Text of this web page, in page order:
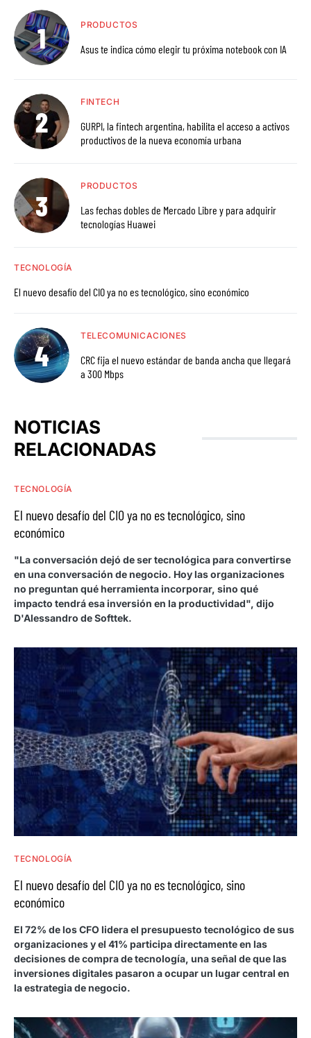
PRODUCTOS
Asus te indica cómo elegir tu próxima notebook con IA
FINTECH
GURPI, la fintech argentina, habilita el acceso a activos
productivos de la nueva economía urbana
PRODUCTOS
Las fechas dobles de Mercado Libre y para adquirir
tecnologías Huawei
TECNOLOGÍA
El nuevo desafío del CIO ya no es tecnológico, sino económico
TELECOMUNICACIONES
CRC fija el nuevo estándar de banda ancha que llegará
a 300 Mbps
NOTICIAS
RELACIONADAS
TECNOLOGÍA
El nuevo desafío del CIO ya no es tecnológico, sino
económico
"La conversación dejó de ser tecnológica para convertirse
en una conversación de negocio. Hoy las organizaciones
no preguntan qué herramienta incorporar, sino qué
impacto tendrá esa inversión en la productividad", dijo
D'Alessandro de Softtek.
TECNOLOGÍA
El nuevo desafío del CIO ya no es tecnológico, sino
económico
El 72% de los CFO lidera el presupuesto tecnológico de sus
organizaciones y el 41% participa directamente en las
decisiones de compra de tecnología, una señal de que las
inversiones digitales pasaron a ocupar un lugar central en
la estrategia de negocio.